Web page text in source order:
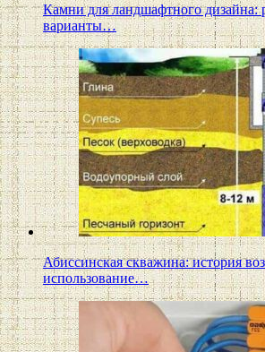
Камни для ландшафтного дизайна:
варианты…
Абиссинская скважина: история
использование…